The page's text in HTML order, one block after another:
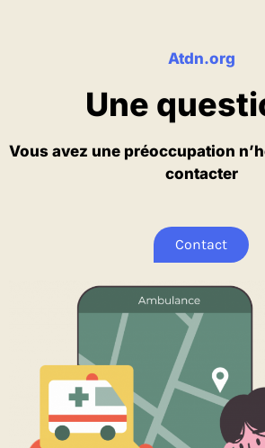
Atdn.org
Une
Vous avez une préoccupation
contacter
Contact